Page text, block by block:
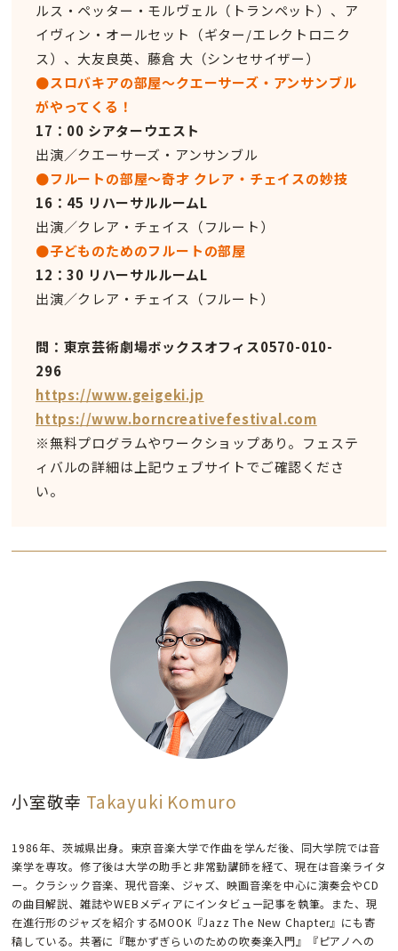
ルス・ペッター・モルヴェル（トランペット）、ア
イヴィン・オールセット（ギター/エレクトロニク
ス）、大友良英、藤倉 大（シンセサイザー）
●スロバキアの部屋〜クエーサーズ・アンサンブル
がやってくる！
17：00 シアターウエスト
出演／クエーサーズ・アンサンブル
●フルートの部屋〜奇才 クレア・チェイスの妙技
16：45 リハーサルルームL
出演／クレア・チェイス（フルート）
●子どものためのフルートの部屋
12：30 リハーサルルームL
出演／クレア・チェイス（フルート）
問：東京芸術劇場ボックスオフィス0570-010-
296
https://www.geigeki.jp
https://www.borncreativefestival.com
※無料プログラムやワークショップあり。フェステ
ィバルの詳細は上記ウェブサイトでご確認くださ
い。
小室敬幸 Takayuki Komuro
1986年、茨城県出身。東京音楽大学で作曲を学んだ後、同大学院では音
楽学を専攻。修了後は大学の助手と非常勤講師を経て、現在は音楽ライタ
ー。クラシック音楽、現代音楽、ジャズ、映画音楽を中心に演奏会やCD
の曲目解説、雑誌やWEBメディアにインタビュー記事を執筆。また、現
在進行形のジャズを紹介するMOOK『Jazz The New Chapter』にも寄
稿している。共著に『聴かずぎらいのための吹奏楽入門』『ピアノへの